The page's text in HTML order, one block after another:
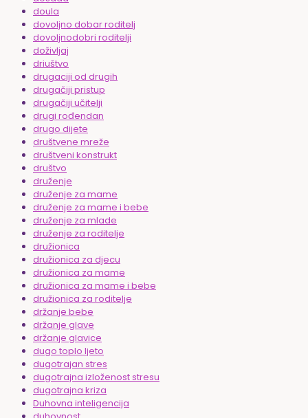
doula
dovoljno dobar roditelj
dovoljnodobri roditelji
doživljaj
driuštvo
drugaciji od drugih
drugačiji pristup
drugačiji učitelji
drugi rođendan
drugo dijete
društvene mreže
društveni konstrukt
društvo
druženje
druženje za mame
druženje za mame i bebe
druženje za mlade
druženje za roditelje
družionica
družionica za djecu
družionica za mame
družionica za mame i bebe
družionica za roditelje
držanje bebe
držanje glave
držanje glavice
dugo toplo ljeto
dugotrajan stres
dugotrajna izloženost stresu
dugotrajna kriza
Duhovna inteligencija